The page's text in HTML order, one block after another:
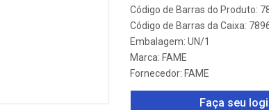
Código de Barras do Produto:
Código de Barras da Caixa:
Embalagem: UN/1
Marca: FAME
Fornecedor: FAME
Faça seu